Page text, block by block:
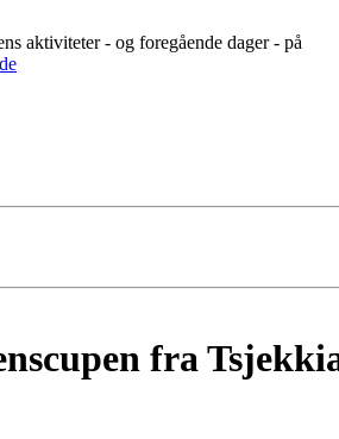
aktiviteter - og foregående dager - på
fra